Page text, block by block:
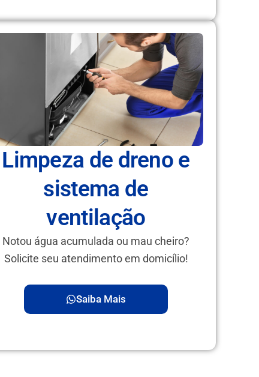
Limpeza de dreno e
sistema de
ventilação
Notou água acumulada ou mau cheiro?
Solicite seu atendimento em domicílio!
Saiba Mais